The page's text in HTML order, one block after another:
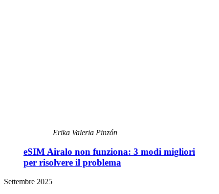
Erika Valeria Pinzón
eSIM Airalo non funziona: 3 modi migliori
per risolvere il problema
Settembre 2025